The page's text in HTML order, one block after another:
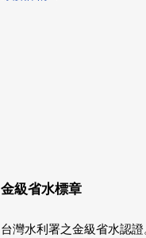
金級省水標章
台灣水利署之金級省水認證